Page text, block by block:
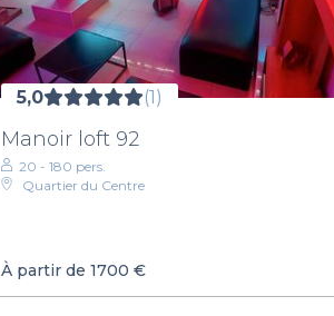
5,0 (1)
Manoir loft 92
20 - 180 pers.
Quartier du Centre
À partir de 1700 €